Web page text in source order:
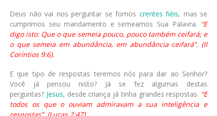
Deus não vai nos perguntar se fomos crentes fiéis, mas se
cumprimos seu mandamento e semeamos Sua Palavra. “E
digo isto: Que o que semeia pouco, pouco também ceifará; e
o que semeia em abundância, em abundância ceifará”. (II
Coríntios 9:6).
E que tipo de respostas teremos nós para dar ao Senhor?
Você já pensou nisto? Já se fez algumas destas
perguntas? Jesus, desde criança já tinha grandes respostas. “E
todos os que o ouviam admiravam a sua inteligência e
respostas”. (Lucas 2:47).